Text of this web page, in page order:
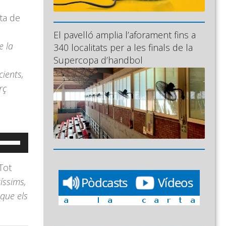
de
la
els
El pavelló amplia l’aforament fins a
340 localitats per a les finals de la
Supercopa d’handbol